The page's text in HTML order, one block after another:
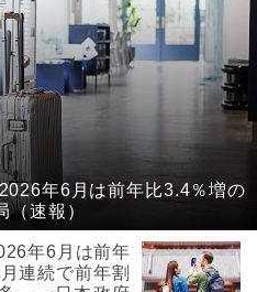
年6月は前年比3.4％増の
速報）
年6月は前年
連続で前年割